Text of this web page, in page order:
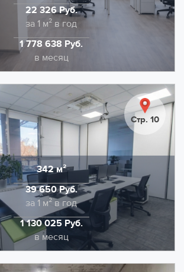
Стоимость
22 326 Руб.
за 1 м² в год
Стоимость
1 778 638 Руб.
в месяц
офисное помещение 955,5
технопарка Калибр. Выполнена
напольное покрытие -
Потолочная отделка типа
качественная покраска.
входит в указанную ставку.
оплачивается отопление и
Стр. 10
Область342 м²
Стоимость
39 650 Руб.
за 1 м² в год
Стоимость
1 130 025 Руб.
в месяц
341.6 м2 с панорамным